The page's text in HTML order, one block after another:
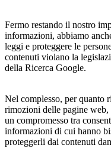
Fermo restando il nostro
informazioni, abbiamo
leggi e proteggere le
contenuti violano la
della Ricerca Google.
Nel complesso, per quanto
rimozioni delle pagine
un compromesso tra
informazioni di cui hanno
proteggerli dai contenuti